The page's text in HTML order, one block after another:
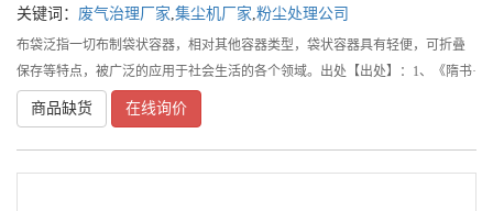
关键词： 废气治理厂家,集尘机厂家,粉尘处理公司
布袋泛指一切布制袋状容器，相对其他容器类型，袋状容器具有轻便，可折叠
保存等特点，被广泛的应用于社会生活的各个领域。出处【出处】：1、《隋书·
食货志》：“有司尝进乾姜，以布袋贮之。”2、梁章钜《称谓录》卷八：“《猗觉
寮杂记》：‘世号赘婿为布袋
商品缺货 在线询价